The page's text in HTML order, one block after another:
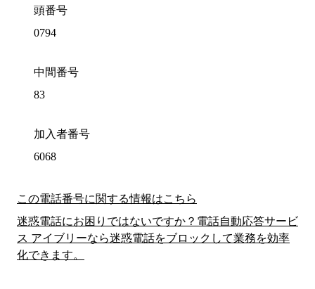
頭番号
0794
中間番号
83
加入者番号
6068
この電話番号に関する情報はこちら
迷惑電話にお困りではないですか？電話自動応答サービ
ス アイブリーなら迷惑電話をブロックして業務を効率
化できます。